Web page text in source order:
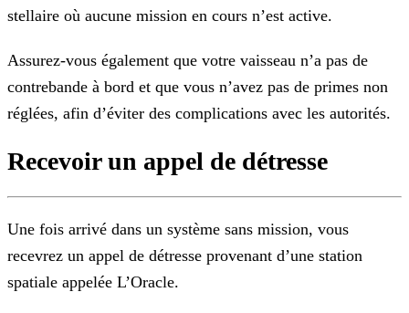
stellaire où aucune mission en cours n’est active.
Assurez-vous également que votre vaisseau n’a pas de
contrebande à bord et que vous n’avez pas de primes non
réglées, afin d’éviter des complications avec les autorités.
Recevoir un appel de détresse
Une fois arrivé dans un système sans mission, vous
recevrez un appel de détresse provenant d’une station
spatiale appelée L’Oracle.